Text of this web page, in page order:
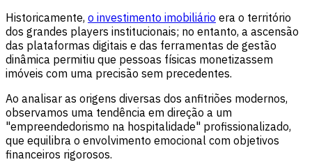
Historicamente, o investimento imobiliário era o território
dos grandes players institucionais; no entanto, a ascensão
das plataformas digitais e das ferramentas de gestão
dinâmica permitiu que pessoas físicas monetizassem
imóveis com uma precisão sem precedentes.
Ao analisar as origens diversas dos anfitriões modernos,
observamos uma tendência em direção a um
"empreendedorismo na hospitalidade" profissionalizado,
que equilibra o envolvimento emocional com objetivos
financeiros rigorosos.